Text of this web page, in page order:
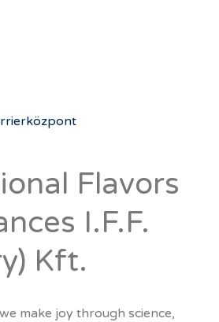
Flavors
I.F.F.
Kft.
make joy through science,